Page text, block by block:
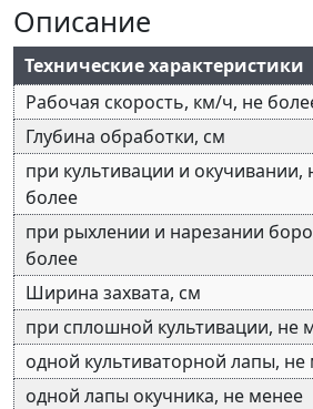
Описание
Технические характеристики
Рабочая скорость, км/ч, не
Глубина обработки, см
при культивации и окучивании,
более
при рыхлении и нарезании
более
Ширина захвата, см
при сплошной культивации, не
одной культиваторной лапы, не
одной лапы окучника, не менее